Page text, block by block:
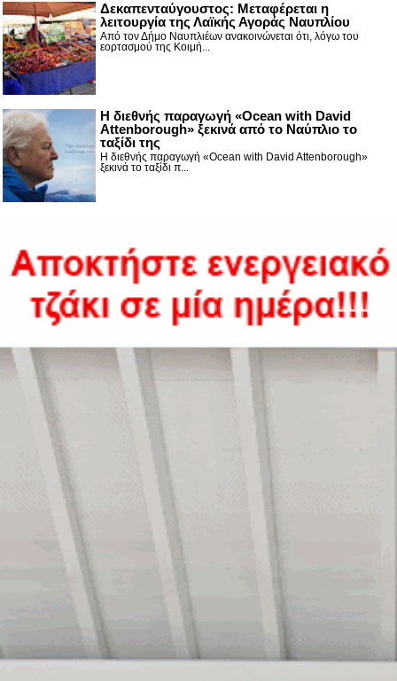
Δεκαπενταύγουστος: Μεταφέρεται η
λειτουργία της Λαϊκής Αγοράς Ναυπλίου
Από τον Δήμο Ναυπλιέων ανακοινώνεται ότι, λόγω του
εορτασμού της Κοιμή...
Η διεθνής παραγωγή «Ocean with David
Attenborough» ξεκινά από το Ναύπλιο το
ταξίδι της
Η διεθνής παραγωγή «Ocean with David Attenborough»
ξεκινά το ταξίδι π...